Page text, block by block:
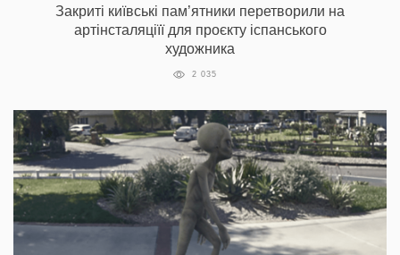
Закриті київські пам’ятники перетворили на
артінсталяціїї для проєкту іспанського
художника
2 035